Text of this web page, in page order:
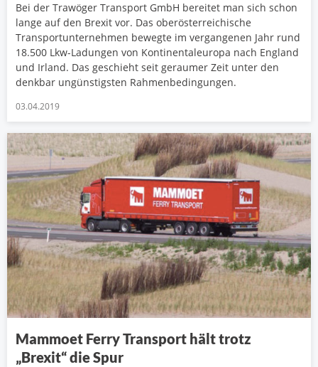
Bei der Trawöger Transport GmbH bereitet man sich schon
lange auf den Brexit vor. Das oberösterreichische
Transportunternehmen bewegte im vergangenen Jahr rund
18.500 Lkw-Ladungen von Kontinentaleuropa nach England
und Irland. Das geschieht seit geraumer Zeit unter den
denkbar ungünstigsten Rahmenbedingungen.
03.04.2019
Mammoet Ferry Transport hält trotz
„Brexit“ die Spur